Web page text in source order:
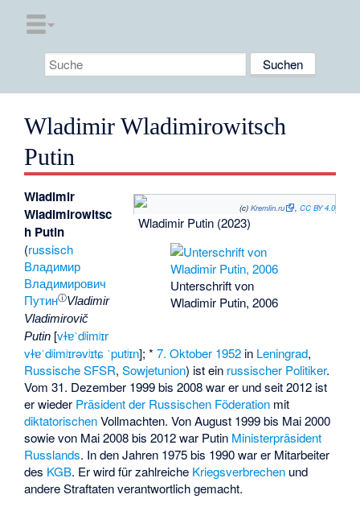
Wladimir Wladimirowitsch
Putin
(c) Kremlin.ru , CC BY 4.0
Wladimir Putin (2023)
Unterschrift von
Wladimir Putin, 2006
Wladimir
Wladimirowitsc
h Putin
(russisch
Владимир
Владимирович
ПутинⓘVladimir
Vladimirovič
Putin [vɫɐˈdʲimʲɪr
vɫɐˈdʲimʲɪrəvʲɪtɕ ˈputʲɪn]; *7. Oktober 1952 in Leningrad,
Russische SFSR,Sowjetunion) ist ein russischer Politiker.
Vom 31. Dezember 1999 bis 2008 war er und seit 2012 ist
er wieder Präsident der Russischen Föderation mit
diktatorischenVollmachten. Von August 1999 bis Mai 2000
sowie von Mai 2008 bis 2012 war Putin Ministerpräsident
Russlands. In den Jahren 1975 bis 1990 war er Mitarbeiter
des KGB. Er wird für zahlreiche Kriegsverbrechen und
andere Straftaten verantwortlich gemacht.